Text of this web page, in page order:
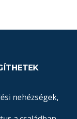
nehézségek,